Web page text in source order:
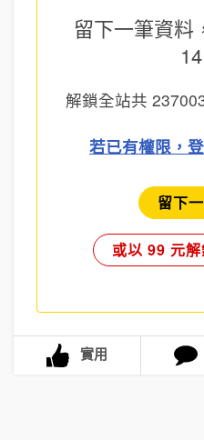
留下一筆資料
解鎖全站共
若已有權限，
留下
或以 99 元
實用